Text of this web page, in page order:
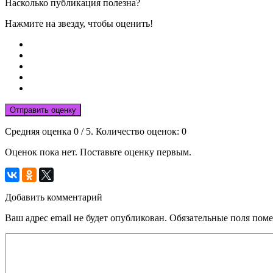
Насколько публикация полезна?
Нажмите на звезду, чтобы оценить!
Отправить оценку
Средняя оценка 0 / 5. Количество оценок: 0
Оценок пока нет. Поставьте оценку первым.
Добавить комментарий
Ваш адрес email не будет опубликован. Обязательные поля